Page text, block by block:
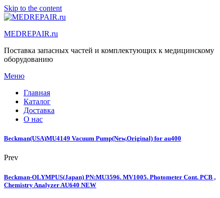
Skip to the content
MEDREPAIR.ru
Поставка запасных частей и комплектующих к медицинскому
оборудованию
Меню
Главная
Каталог
Доставка
О нас
Beckman(USA)MU4149 Vacuum Pump(New,Original) for au400
Prev
Beckman-OLYMPUS(Japan) PN:MU3596. MV1005. Photometer Cont. PCB ,
Chemistry Analyzer AU640 NEW